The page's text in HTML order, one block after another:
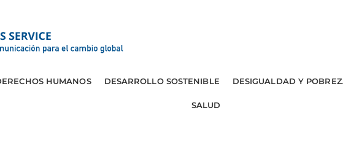
HUMANOS DESARROLLO SOSTENIBLE DESIGUALDAD Y
SALUD